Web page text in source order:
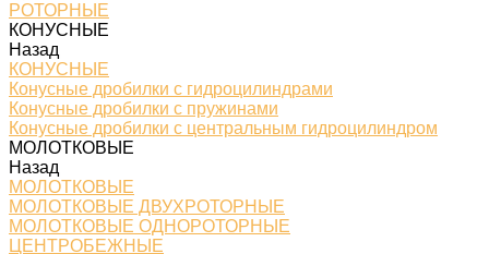
РОТОРНЫЕ
КОНУСНЫЕ
Назад
КОНУСНЫЕ
Конусные дробилки с гидроцилиндрами
Конусные дробилки с пружинами
Конусные дробилки с центральным гидроцилиндром
МОЛОТКОВЫЕ
Назад
МОЛОТКОВЫЕ
МОЛОТКОВЫЕ ДВУХРОТОРНЫЕ
МОЛОТКОВЫЕ ОДНОРОТОРНЫЕ
ЦЕНТРОБЕЖНЫЕ